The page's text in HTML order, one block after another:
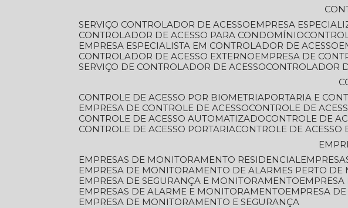
SERVIÇO CONTROLADOR DE ACESSO
EMPRESA
CONTROLADOR DE ACESSO PARA CONDOMÍNIO
EMPRESA ESPECIALISTA EM CONTROLADOR DE ACESSO
CONTROLADOR DE ACESSO EXTERNO
EMPRESA DE
SERVIÇO DE CONTROLADOR DE ACESSO
CONTROLADOR
CONTROLE DE ACESSO POR BIOMETRIA
PORTARIA E
EMPRESA DE CONTROLE DE ACESSO
CONTROLE DE
CONTROLE DE ACESSO AUTOMATIZADO
CONTROLE DE
CONTROLE DE ACESSO PORTARIA CONTROLE DE
EMPRESAS DE MONITORAMENTO RESIDENCIAL
EMPRESA DE MONITORAMENTO DE ALARMES PERTO DE
EMPRESA DE SEGURANÇA E MONITORAMENTO
EMPRESAS DE ALARME E MONITORAMENTO
EMPRESA
EMPRESA DE MONITORAMENTO E SEGURANÇA